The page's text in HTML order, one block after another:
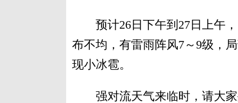
预计26日下午到27日上午，
布不均，有雷雨阵风7～9级，
现小冰雹。
强对流天气来临时，请大家